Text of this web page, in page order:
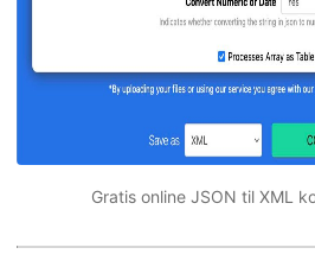
Gratis online JSON til XML